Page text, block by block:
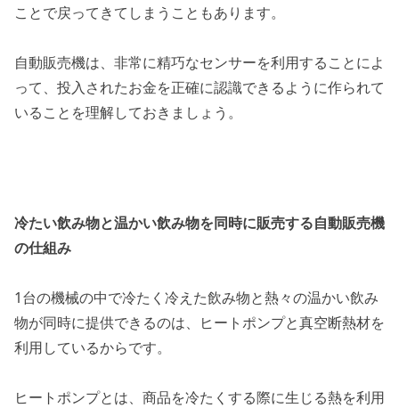
ことで戻ってきてしまうこともあります。
自動販売機は、非常に精巧なセンサーを利用することによ
って、投入されたお金を正確に認識できるように作られて
いることを理解しておきましょう。
冷たい飲み物と温かい飲み物を同時に販売する自動販売機
の仕組み
1台の機械の中で冷たく冷えた飲み物と熱々の温かい飲み
物が同時に提供できるのは、ヒートポンプと真空断熱材を
利用しているからです。
ヒートポンプとは、商品を冷たくする際に生じる熱を利用